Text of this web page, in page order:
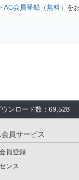
AC会員登録（無料） を
ンロード数：69,528
員サービス
員登録
ンス